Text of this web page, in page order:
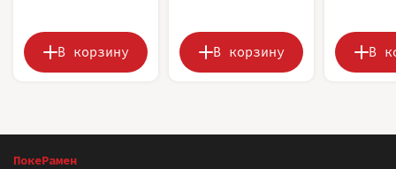
В корзину В корзину В
ПокеРамен